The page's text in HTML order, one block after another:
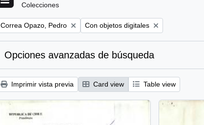
Colecciones
Remove filter:
Correa Opazo, Pedro Remove filter:
Con objetos digitales
Opciones avanzadas de búsqueda
Imprimir vista previa Card view Table view